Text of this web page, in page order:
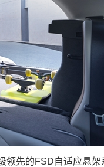
领先的FSD自适应悬架